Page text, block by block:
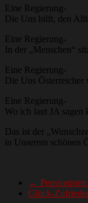
Eine Regierung-
Die Uns hilft, den
Eine Regierung-
In der „Menschen“
Eine Regierung-
Die Uns Österreicher
Eine Regierung-
Wo ich laut JA sagen
Das ist der
in Unserem schönen
←
Glück-